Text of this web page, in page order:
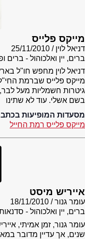
מייקס פלייס
דניאל לוין
25/11/2010
ברים, יין ואלכוהול - ברים
דניאל לוין מחפש חו"ל
מייקס פלייס שברמת
גיטרות חשמליות מעל לבר,
בשם אשלי. עוד לא שתינו
מסעדות המופיעות
מייקס פלייס רמת החייל
אייריש מיסט
עומר גנור
18/11/2010
ברים, יין ואלכוהול -
עומר גנור, זמן אמיתי,